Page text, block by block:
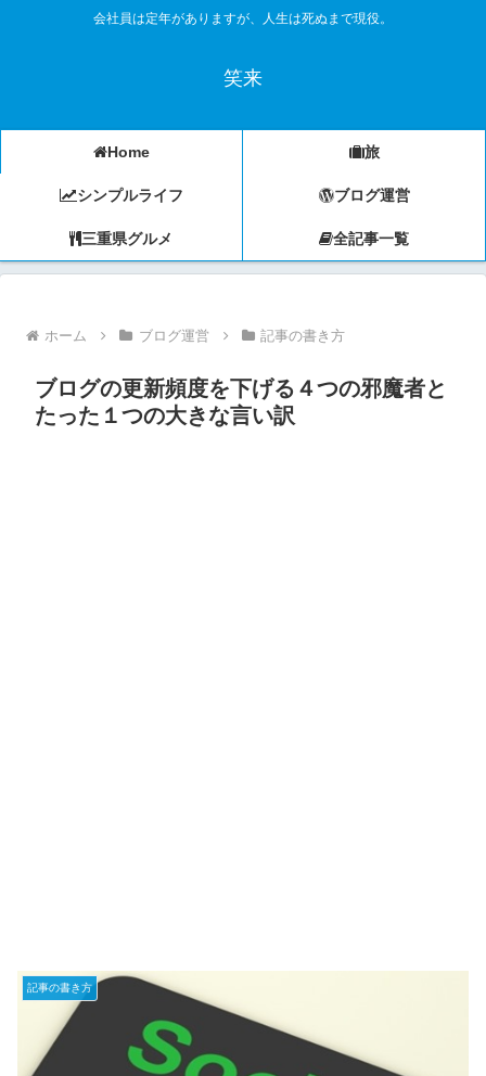
会社員は定年がありますが、人生は死ぬまで現役。
笑来
Home 旅
シンプルライフ ブログ運営
三重県グルメ 全記事一覧
ホーム ブログ運営 記事の書き方
ブログの更新頻度を下げる４つの邪魔者と
たった１つの大きな言い訳
記事の書き方